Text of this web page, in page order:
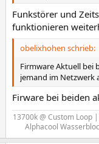
Funkstörer und
funktionieren
obelixhohen schrieb:
Firmware Aktuell bei
jemand im Netzwerk
Firware bei beiden
13700k @ Custom Loop
Alphacool